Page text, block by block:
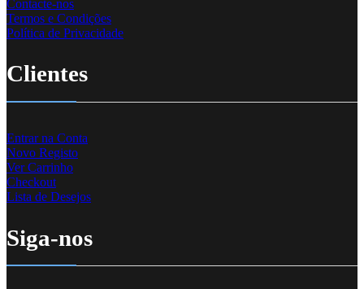
Contacte-nos
Termos e Condições
Política de Privacidade
Clientes
Entrar na Conta
Novo Registo
Ver Carrinho
Checkout
Lista de Desejos
Siga-nos